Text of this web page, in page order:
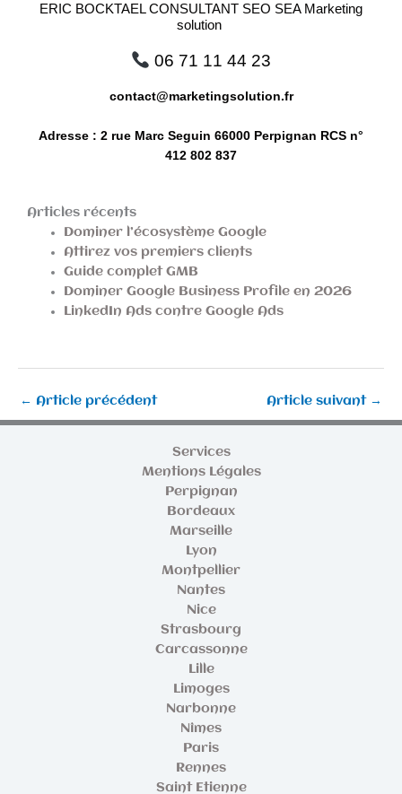
ERIC BOCKTAEL CONSULTANT SEO SEA Marketing
solution
06 71 11 44 23
contact@marketingsolution.fr
Adresse : 2 rue Marc Seguin 66000 Perpignan RCS n°
412 802 837
Articles récents
Dominer l’écosystème Google
Attirez vos premiers clients
Guide complet GMB
Dominer Google Business Profile en 2026
LinkedIn Ads contre Google Ads
← Article précédent Article suivant →
Services
Mentions Légales
Perpignan
Bordeaux
Marseille
Lyon
Montpellier
Nantes
Nice
Strasbourg
Carcassonne
Lille
Limoges
Narbonne
Nîmes
Paris
Rennes
Saint Etienne